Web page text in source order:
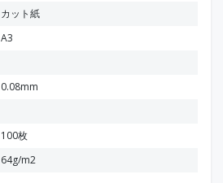
カット紙
A3
0.08mm
100枚
64g/m2